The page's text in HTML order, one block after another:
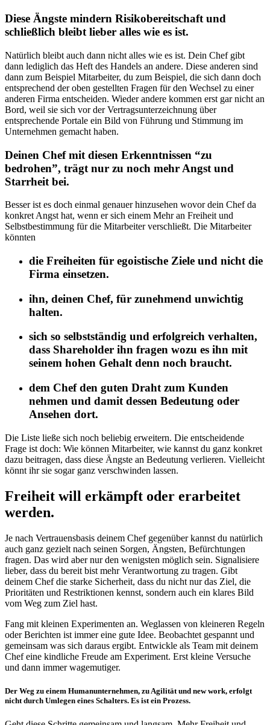
Diese Ängste mindern Risikobereitschaft und
schließlich bleibt lieber alles wie es ist.
Natürlich bleibt auch dann nicht alles wie es ist. Dein Chef gibt
dann lediglich das Heft des Handels an andere. Diese anderen sind
dann zum Beispiel Mitarbeiter, du zum Beispiel, die sich dann doch
entsprechend der oben gestellten Fragen für den Wechsel zu einer
anderen Firma entscheiden. Wieder andere kommen erst gar nicht an
Bord, weil sie sich vor der Vertragsunterzeichnung über
entsprechende Portale ein Bild von Führung und Stimmung im
Unternehmen gemacht haben.
Deinen Chef mit diesen Erkenntnissen “zu
bedrohen”, trägt nur zu noch mehr Angst und
Starrheit bei.
Besser ist es doch einmal genauer hinzusehen wovor dein Chef da
konkret Angst hat, wenn er sich einem Mehr an Freiheit und
Selbstbestimmung für die Mitarbeiter verschließt. Die Mitarbeiter
könnten
die Freiheiten für egoistische Ziele und nicht die
Firma einsetzen.
ihn, deinen Chef, für zunehmend unwichtig
halten.
sich so selbstständig und erfolgreich verhalten,
dass Shareholder ihn fragen wozu es ihn mit
seinem hohen Gehalt denn noch braucht.
dem Chef den guten Draht zum Kunden
nehmen und damit dessen Bedeutung oder
Ansehen dort.
Die Liste ließe sich noch beliebig erweitern. Die entscheidende
Frage ist doch: Wie können Mitarbeiter, wie kannst du ganz konkret
dazu beitragen, dass diese Ängste an Bedeutung verlieren. Vielleicht
könnt ihr sie sogar ganz verschwinden lassen.
Freiheit will erkämpft oder erarbeitet
werden.
Je nach Vertrauensbasis deinem Chef gegenüber kannst du natürlich
auch ganz gezielt nach seinen Sorgen, Ängsten, Befürchtungen
fragen. Das wird aber nur den wenigsten möglich sein. Signalisiere
lieber, dass du bereit bist mehr Verantwortung zu tragen. Gibt
deinem Chef die starke Sicherheit, dass du nicht nur das Ziel, die
Prioritäten und Restriktionen kennst, sondern auch ein klares Bild
vom Weg zum Ziel hast.
Fang mit kleinen Experimenten an. Weglassen von kleineren Regeln
oder Berichten ist immer eine gute Idee. Beobachtet gespannt und
gemeinsam was sich daraus ergibt. Entwickle als Team mit deinem
Chef eine kindliche Freude am Experiment. Erst kleine Versuche
und dann immer wagemutiger.
Der Weg zu einem Humanunternehmen, zu Agilität und new work, erfolgt
nicht durch Umlegen eines Schalters. Es ist ein Prozess.